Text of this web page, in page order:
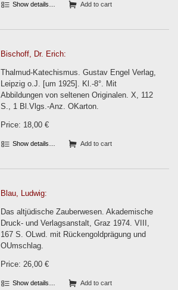
Show details… Add to cart
Bischoff, Dr. Erich:
Thalmud-Katechismus. Gustav Engel Verlag,
Leipzig o.J. [um 1925]. Kl.-8°. Mit
Abbildungen von seltenen Originalen. X, 112
S., 1 Bl.Vlgs.-Anz. OKarton.
Price: 18,00 €
Show details… Add to cart
Blau, Ludwig:
Das altjüdische Zauberwesen. Akademische
Druck- und Verlagsanstalt, Graz 1974. VIII,
167 S. OLwd. mit Rückengoldprägung und
OUmschlag.
Price: 26,00 €
Show details… Add to cart